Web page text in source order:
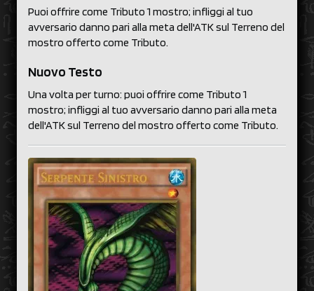
Puoi offrire come Tributo 1 mostro; infliggi al tuo
avversario danno pari alla meta dell'ATK sul Terreno del
mostro offerto come Tributo.
Nuovo Testo
Una volta per turno: puoi offrire come Tributo 1
mostro; infliggi al tuo avversario danno pari alla meta
dell'ATK sul Terreno del mostro offerto come Tributo.